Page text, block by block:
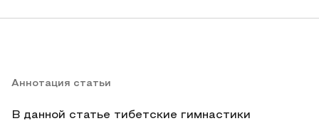
Аннотация статьи
В данной статье тибетские гимнастики